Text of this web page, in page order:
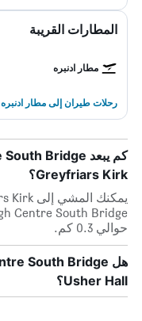
المطارات القريبة
مطار ادنبره
رحلات طيران إلى مطار ادنبره
Greyfriars Kirk؟
حوالي 0.3 كم.
Usher Hall؟